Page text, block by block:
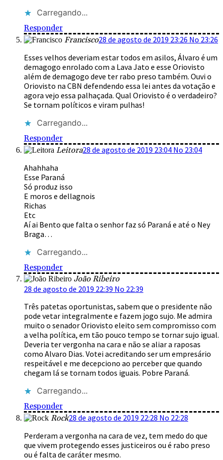
Carregando...
Responder
Francisco28 de agosto de 2019 23:26 No 23:26
Esses velhos deveriam estar todos em asilos, Álvaro é um
demagogo enrolado com a Lava Jato e esse Oriovisto
além de demagogo deve ter rabo preso também. Ouvi o
Oriovisto na CBN defendendo essa lei antes da votação e
agora vejo essa palhaçada. Qual Oriovisto é o verdadeiro?
Se tornam políticos e viram pulhas!
Carregando...
Responder
Leitora28 de agosto de 2019 23:04 No 23:04
Ahahhaha
Esse Paraná
Só produz isso
E moros e dellagnois
Richas
Etc
Aí ai Bento que falta o senhor faz só Paraná e até o Ney
Braga…
Carregando...
Responder
João Ribeiro
28 de agosto de 2019 22:39 No 22:39
Três patetas oportunistas, sabem que o presidente não
pode vetar integralmente e fazem jogo sujo. Me admira
muito o senador Oriovisto eleito sem compromisso com
a velha política, em tão pouco tempo se tornar sujo igual.
Deveria ter vergonha na cara e não se aliar a raposas
como Alvaro Dias. Votei acreditando ser um empresário
respeitável e me decepciono ao perceber que quando
chegam lá se tornam todos iguais. Pobre Paraná.
Carregando...
Responder
Rock28 de agosto de 2019 22:28 No 22:28
Perderam a vergonha na cara de vez, tem medo do que
que vivem protegendo esses justiceiros ou é rabo preso
ou é falta de caráter mesmo.